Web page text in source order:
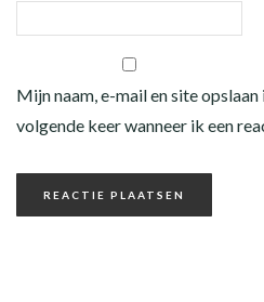
Mijn naam, e-mail en site
volgende keer wanneer ik een